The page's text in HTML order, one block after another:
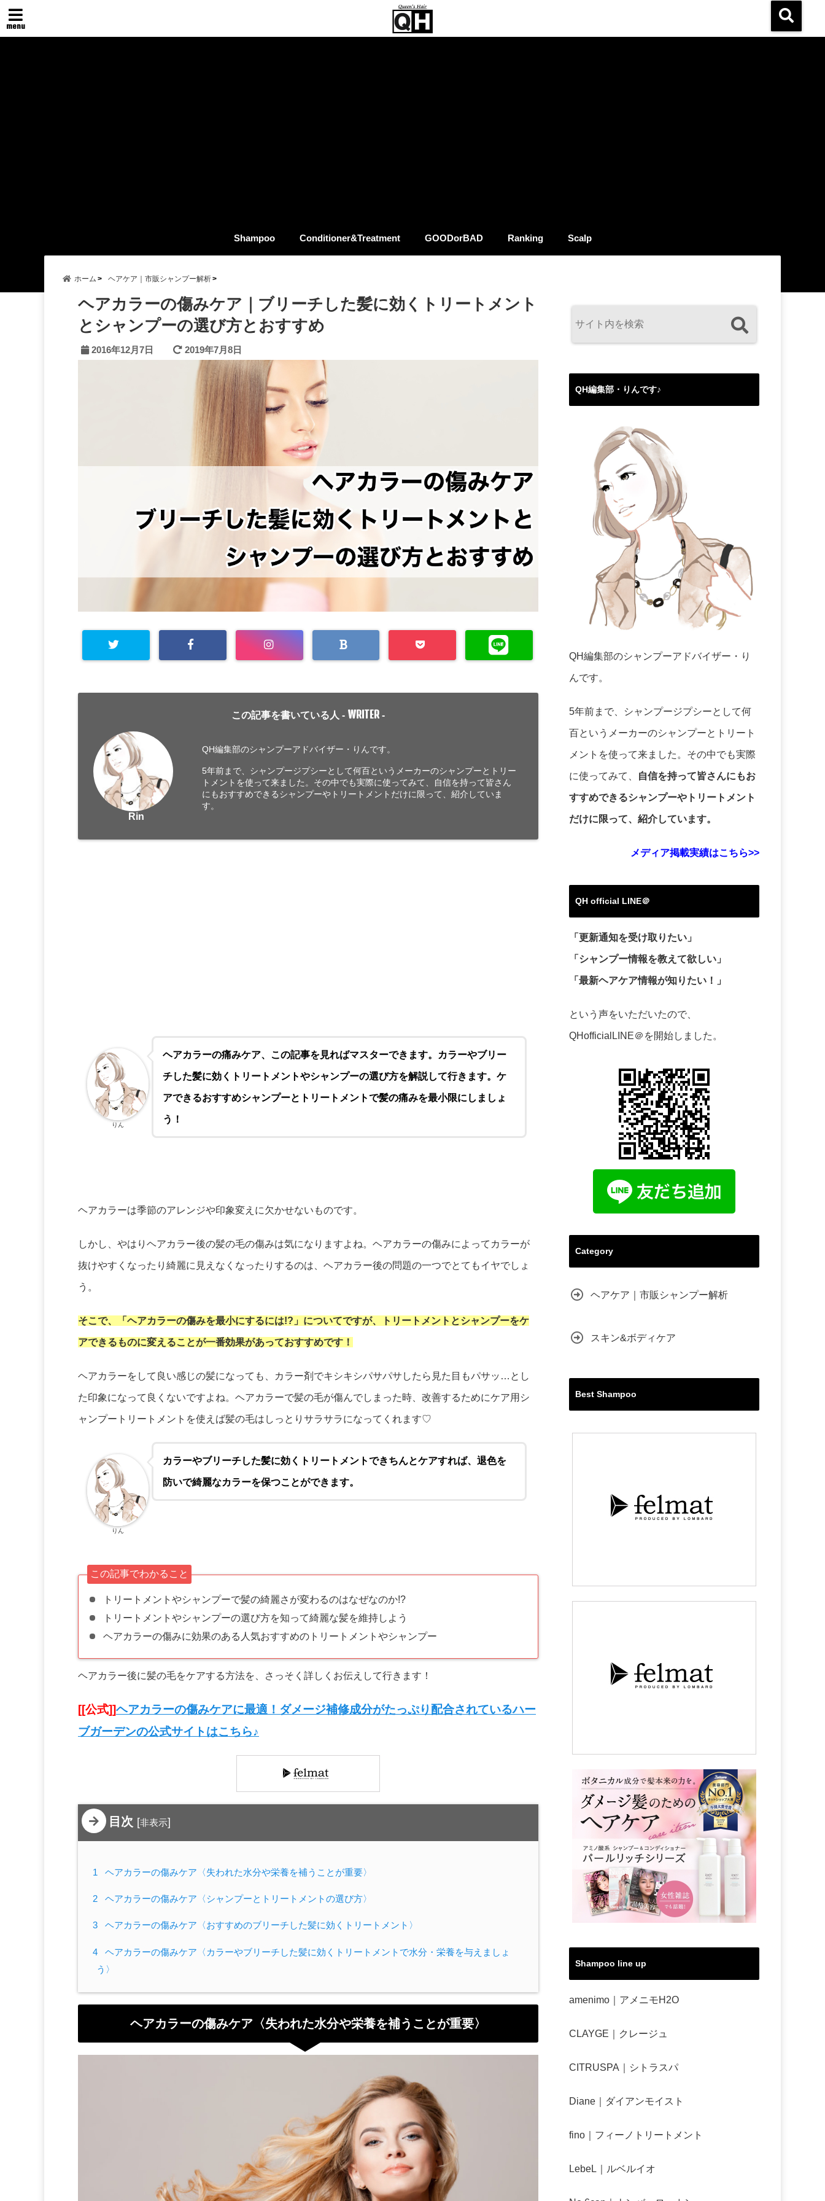
menu
Shampoo Conditioner&Treatment GOODorBAD Ranking Scalp
ホーム ヘアケア｜市販シャンプー解析
ヘアカラーの傷みケア｜ブリーチした髪に効くトリートメント
とシャンプーの選び方とおすすめ
2016年12月7日 2019年7月8日
この記事を書いている人 - WRITER -
Rin
QH編集部のシャンプーアドバイザー・りんです。
5年前まで、シャンプージプシーとして何百というメーカーのシャンプーとトリー
トメントを使って来ました。その中でも実際に使ってみて、自信を持って皆さん
にもおすすめできるシャンプーやトリートメントだけに限って、紹介していま
す。
ヘアカラーの痛みケア、この記事を見ればマスターできます。カラーやブリー
チした髪に効くトリートメントやシャンプーの選び方を解説して行きます。ケ
アできるおすすめシャンプーとトリートメントで髪の痛みを最小限にしましょ
う！
りん
ヘアカラーは季節のアレンジや印象変えに欠かせないものです。
しかし、やはりヘアカラー後の髪の毛の傷みは気になりますよね。ヘアカラーの傷みによってカラーが
抜けやすくなったり綺麗に見えなくなったりするのは、ヘアカラー後の問題の一つでとてもイヤでしょ
う。
そこで、「ヘアカラーの傷みを最小にするには!?」についてですが、トリートメントとシャンプーをケ
アできるものに変えることが一番効果があっておすすめです！
ヘアカラーをして良い感じの髪になっても、カラー剤でキシキシパサパサしたら見た目もパサッ…とし
た印象になって良くないですよね。ヘアカラーで髪の毛が傷んでしまった時、改善するためにケア用シ
ャンプートリートメントを使えば髪の毛はしっとりサラサラになってくれます♡
カラーやブリーチした髪に効くトリートメントできちんとケアすれば、退色を
防いで綺麗なカラーを保つことができます。
りん
この記事でわかること
トリートメントやシャンプーで髪の綺麗さが変わるのはなぜなのか!?
トリートメントやシャンプーの選び方を知って綺麗な髪を維持しよう
ヘアカラーの傷みに効果のある人気おすすめのトリートメントやシャンプー
ヘアカラー後に髪の毛をケアする方法を、さっそく詳しくお伝えして行きます！
[[公式]]ヘアカラーの傷みケアに最適！ダメージ補修成分がたっぷり配合されているハー
ブガーデンの公式サイトはこちら♪
目次 [非表示]
1 ヘアカラーの傷みケア〈失われた水分や栄養を補うことが重要〉
2 ヘアカラーの傷みケア〈シャンプーとトリートメントの選び方〉
3 ヘアカラーの傷みケア〈おすすめのブリーチした髪に効くトリートメント〉
4
ヘアカラーの傷みケア〈カラーやブリーチした髪に効くトリートメントで水分・栄養を与えましょ
う〉
ヘアカラーの傷みケア〈失われた水分や栄養を補うことが重要〉
QH編集部・りんです♪
QH編集部のシャンプーアドバイザー・り
んです。
5年前まで、シャンプージプシーとして何
百というメーカーのシャンプーとトリート
メントを使って来ました。その中でも実際
に使ってみて、 自信を持って皆さんにもお
すすめできるシャンプーやトリートメント
だけに限って、紹介しています。
メディア掲載実績はこちら>>
QH official LINE＠
「更新通知を受け取りたい」
「シャンプー情報を教えて欲しい」
「最新ヘアケア情報が知りたい！」
という声をいただいたので、
QHofficialLINE＠を開始しました。
Category
ヘアケア｜市販シャンプー解析
スキン&ボディケア
Best Shampoo
Shampoo line up
amenimo｜アメニモH2O
CLAYGE｜クレージュ
CITRUSPA｜シトラスパ
Diane｜ダイアンモイスト
fino｜フィーノトリートメント
LebeL｜ルベルイオ